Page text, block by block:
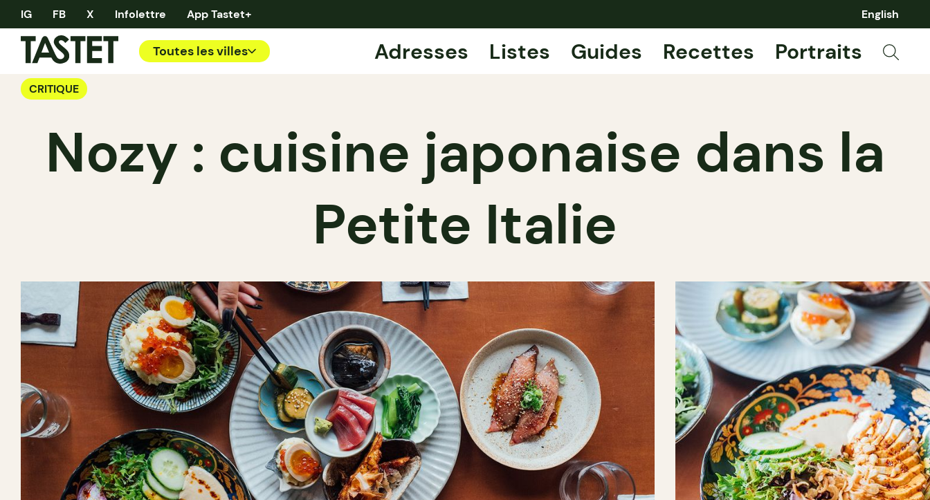
IG FB X Infolettre App Tastet+ English
Toutes les villes Adresses Listes Guides Recettes Portraits
CRITIQUE
Nozy : cuisine japonaise dans la
Petite Italie